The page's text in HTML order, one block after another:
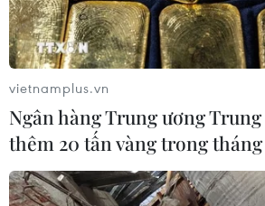
#thích ứng với thiên tai
TP. Huế
Theo dõi VietnamPlus
vietnamplus.vn
Ngân hàng Trung ương
thêm 20 tấn vàng trong tháng